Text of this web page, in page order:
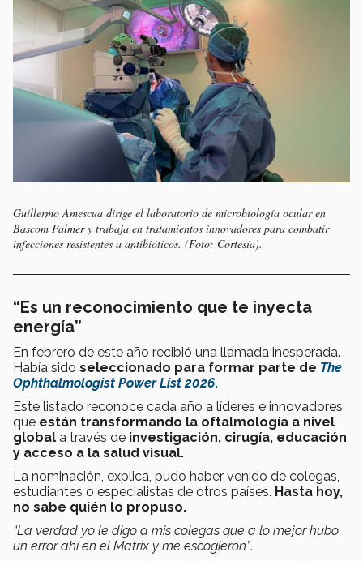
Guillermo Amescua dirige el laboratorio de microbiología ocular en
Bascom Palmer y trabaja en tratamientos innovadores para combatir
infecciones resistentes a antibióticos. (Foto: Cortesía).
“Es un reconocimiento que te inyecta
energía”
En febrero de este año recibió una llamada inesperada.
Había sido seleccionado para formar parte de The
Ophthalmologist Power List 2026.
Este listado reconoce cada año a líderes e innovadores
que están transformando la oftalmología a nivel
global a través de investigación, cirugía, educación
y acceso a la salud visual.
La nominación, explica, pudo haber venido de colegas,
estudiantes o especialistas de otros países. Hasta hoy,
no sabe quién lo propuso.
“La verdad yo le digo a mis colegas que a lo mejor hubo
un error ahí en el Matrix y me escogieron”.